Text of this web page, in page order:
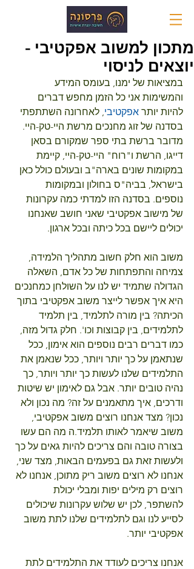
מתכון למשוב אפקטיבי -
יוצאים לניסוי
במציאות של ימנו, בעומס המידע
והמשימות אני כל הזמן מחפש דברים
להיות יותר אפקטיבי, לאחרונה השתתפתי
בסדנה של זוג מחנכים מרשת היי-טק-היי.
מדובר ברשת בתי ספר שמקורם בסאן
דייגו, הרשת ו"רוח" היי-טק-היי, קיימת
במקומות שונים בארה"ב ובעולם כולל כאן
בישראל, בביה"ס בחולון ובמקומות
נוספים. בסדנה הזו למדתי כמה עקרונות
של מישוב אפקטיבי שאני חושב שאנחנו
יכולים ליישם בכל כיתה ובכל ארגון.
משוב הוא חלק חשוב מתהליך הלמידה,
צמיחה והתפתחות של כל אדם, השאלה
הגדולה שתמיד יש לנו על השולחן כמחנכים
היא ​איך אפשר לייצר משוב אפקטיבי בתוך
הכיתה? בין מורה לתלמיד, בין תלמיד
לתלמידים, בין קבוצות וכו'. חלק גדול מזה,
כמו דברים רבים נוספים הוא אימון, ככל
שנתאמן על כך יותר ויותר, ככל שנאמן את
התלמידים שלנו לעשות כך יותר ויותר, כך
נהיה טובים יותר. אבל גם לאימון יש שיטות
ודרכים, איך מתאמנים על זה? מה נכון ולא
נכון? מצד אנחנו רוצים משוב אפקטיבי,
משוב שיאמר לאותו תלמיד.ה מה הם עשו
בצורה טובה והם צריכים להיות גאים על כך
ולעשות זאת גם בפעמים הבאות, מצד שני,
אנחנו לא רוצים משוב ריק מתוכן, אנחנו לא
רוצים רק מילים יפות ומבלי יכולת
להשתפר, לכן יש שלוש עקרונות שיכולים
לסייע לנו וגם לתלמידים שלנו לתת משוב
אפקטיבי יותר.
אנחנו צריכים לעודד את התלמידים לתת